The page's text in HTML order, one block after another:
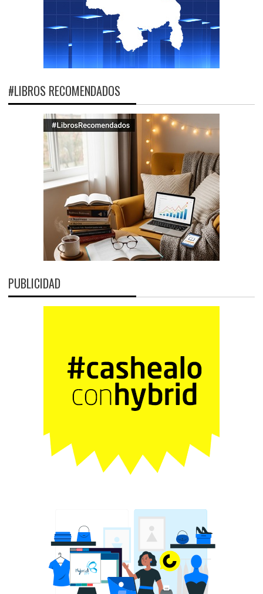
#LIBROS RECOMENDADOS
PUBLICIDAD